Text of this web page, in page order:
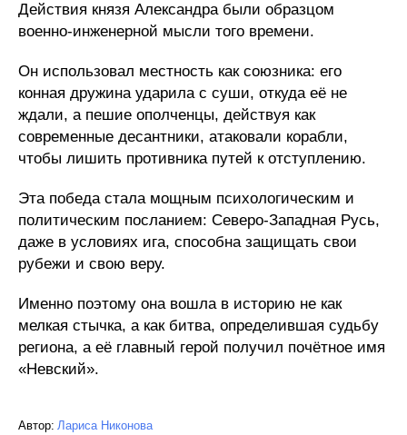
Действия князя Александра были образцом
военно-инженерной мысли того времени.
Он использовал местность как союзника: его
конная дружина ударила с суши, откуда её не
ждали, а пешие ополченцы, действуя как
современные десантники, атаковали корабли,
чтобы лишить противника путей к отступлению.
Эта победа стала мощным психологическим и
политическим посланием: Северо-Западная Русь,
даже в условиях ига, способна защищать свои
рубежи и свою веру.
Именно поэтому она вошла в историю не как
мелкая стычка, а как битва, определившая судьбу
региона, а её главный герой получил почётное имя
«Невский».
Автор: Лариса Никонова